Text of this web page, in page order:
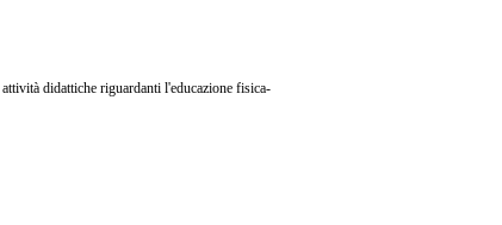
didattiche riguardanti l'educazione fisica-